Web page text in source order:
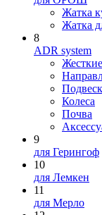
Жатка
Жатка
8
ADR system
Колеса
Почва
9
для Герингоф
10
для Лемкен
11
для Мерло